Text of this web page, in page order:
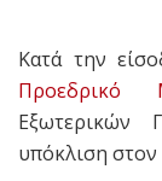
Κατά την
Προεδρικό
Εξωτερικών
υπόκλιση στον